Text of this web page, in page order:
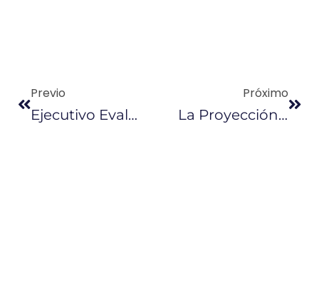
Previo
Ejecutivo Evalúa Propuestas Para Revisión De Subsidios
Próximo
La Proyección Del PIB Para 2018 Se Conocerá En Un Mes